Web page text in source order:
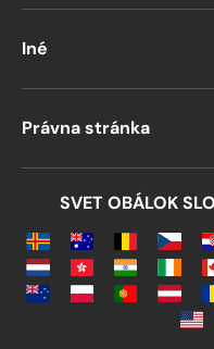
Iné
Právna stránka
SVET OBÁLOK